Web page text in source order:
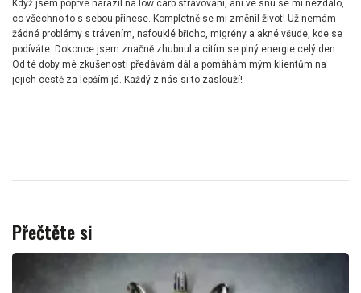
Když jsem poprvé narazil na low carb stravování, ani ve snu se mi nezdálo,
co všechno to s sebou přinese. Kompletně se mi změnil život! Už nemám
žádné problémy s trávením, nafouklé břicho, migrény a akné všude, kde se
podíváte. Dokonce jsem značně zhubnul a cítím se plný energie celý den.
Od té doby mé zkušenosti předávám dál a pomáhám mým klientům na
jejich cestě za lepším já. Každý z nás si to zaslouží!
Přečtěte si